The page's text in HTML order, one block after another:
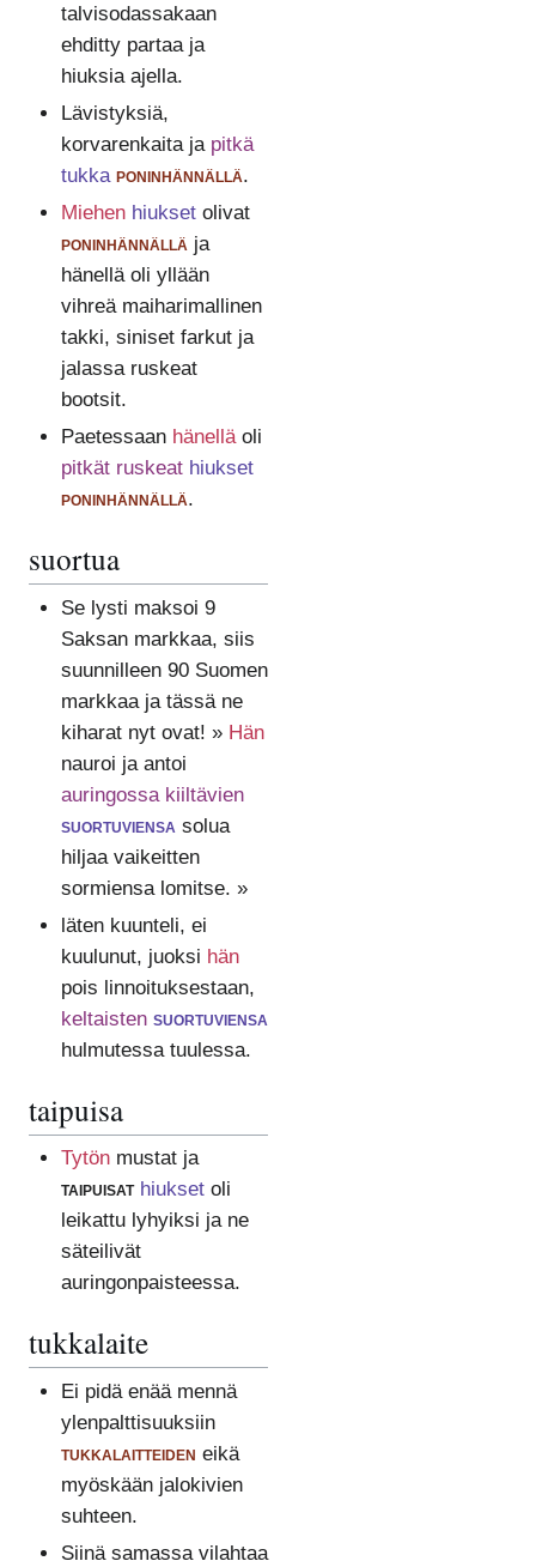
talvisodassakaan
ehditty partaa ja
hiuksia ajella.
Lävistyksiä,
korvarenkaita ja pitkä
tukka poninhännällä.
Miehen hiuksetolivat
poninhännälläja
hänellä oli yllään
vihreä maiharimallinen
takki, siniset farkut ja
jalassa ruskeat
bootsit.
Paetessaan hänelläoli
pitkät ruskeat hiukset
poninhännällä.
suortua
Se lysti maksoi 9
Saksan markkaa, siis
suunnilleen 90 Suomen
markkaa ja tässä ne
kiharat nyt ovat! » Hän
nauroi ja antoi
auringossa kiiltävien
suortuviensa solua
hiljaa vaikeitten
sormiensa lomitse. »
läten kuunteli, ei
kuulunut, juoksi hän
pois linnoituksestaan,
keltaisten suortuviensa
hulmutessa tuulessa.
taipuisa
Tytönmustat ja
taipuisat hiuksetoli
leikattu lyhyiksi ja ne
säteilivät
auringonpaisteessa.
tukkalaite
Ei pidä enää mennä
ylenpalttisuuksiin
tukkalaitteiden eikä
myöskään jalokivien
suhteen.
Siinä samassa vilahtaa